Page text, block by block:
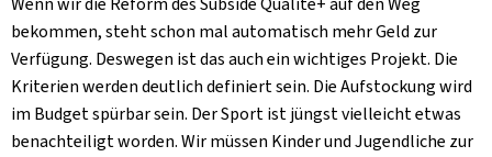
bekommen, steht schon mal automatisch mehr Geld zur
Verfügung. Deswegen ist das auch ein wichtiges Projekt. Die
Kriterien werden deutlich definiert sein. Die Aufstockung wird
im Budget spürbar sein. Der Sport ist jüngst vielleicht etwas
benachteiligt worden. Wir müssen Kinder und Jugendliche zur